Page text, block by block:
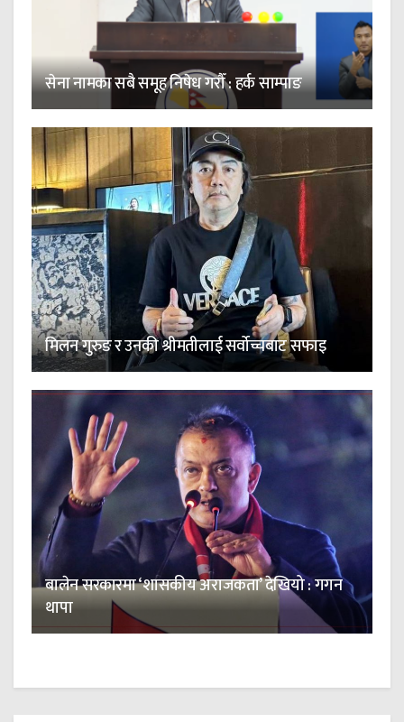
सेना नामका सबै समूह निषेध गरौँ : हर्क साम्पाङ
मिलन गुरुङ र उनकी श्रीमतीलाई सर्वोच्चबाट सफाइ
बालेन सरकारमा ‘शासकीय अराजकता’ देखियो : गगन
थापा